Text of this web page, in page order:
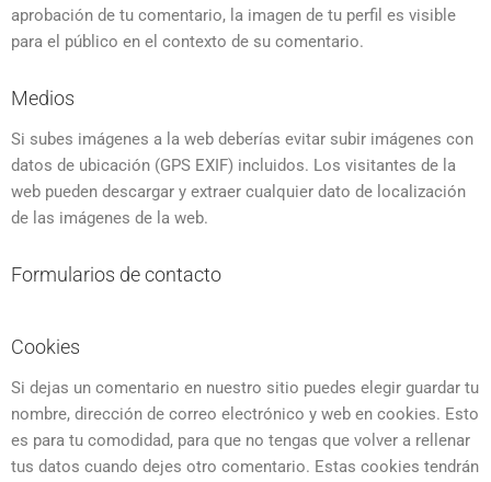
aprobación de tu comentario, la imagen de tu perfil es visible
para el público en el contexto de su comentario.
Medios
Si subes imágenes a la web deberías evitar subir imágenes con
datos de ubicación (GPS EXIF) incluidos. Los visitantes de la
web pueden descargar y extraer cualquier dato de localización
de las imágenes de la web.
Formularios de contacto
Cookies
Si dejas un comentario en nuestro sitio puedes elegir guardar tu
nombre, dirección de correo electrónico y web en cookies. Esto
es para tu comodidad, para que no tengas que volver a rellenar
tus datos cuando dejes otro comentario. Estas cookies tendrán